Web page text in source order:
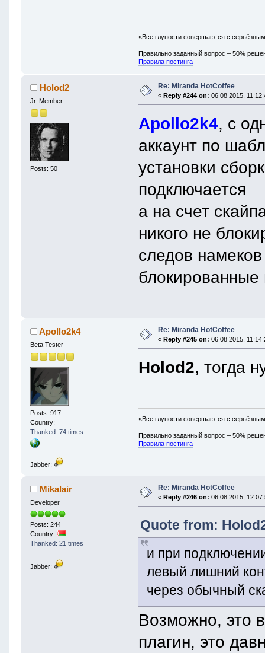
«Все глупости совершаются с
Правильно заданный вопрос – 50%
Правила постинга
Holod2
Jr. Member
Posts: 50
Re: Miranda HotCoffee
« Reply #244 on: 06 08 2015,
Apollo2k4, с
аккаунт по
установки
подключается
а на счет
никого не
следов
блокированные
Apollo2k4
Beta Tester
Posts: 917
Country:
Thanked: 74 times
Jabber:
Re: Miranda HotCoffee
« Reply #245 on: 06 08 2015,
Holod2, тогда
«Все глупости совершаются с
Правильно заданный вопрос – 50%
Правила постинга
Mikalair
Developer
Posts: 244
Country:
Thanked: 21 times
Jabber:
Re: Miranda HotCoffee
« Reply #246 on: 06 08 2015,
Quote from:
и при
левый лишний
через обычный
Возможно, это
плагин, это